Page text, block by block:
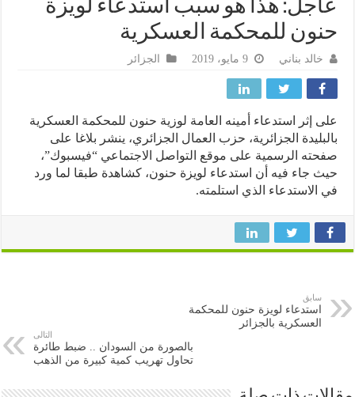
هذا هو سبب استدعاء لويزة
للمحكمة العسكرية
خالد بناني الجزائر
إثر استدعاء أمينه العامة لوزية حنون للمحكمة العسكرية
الجزائرية، حزب العمال الجزائري، ينشر بلاغا على
الرسمية على موقع التواصل الاجتماعي “فيسبوك”،
جاء فيه أن استدعاء لويزة حنون، كشاهدة طبقا لما ورد
الاستدعاء الذي استلمته.
استدعاء لويزة حنون للمحكمة
العسكرية بالجزائر
بالصورة من السودان .. ضبط طائرة
تحاول تهريب كمية كبيرة من الذهب